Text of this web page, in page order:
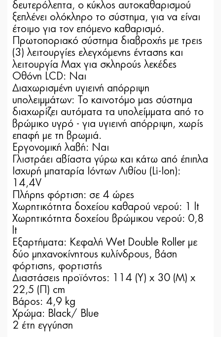
δευτερόλεπτα, ο κύκλος αυτοκαθαρισμού
ξεπλένει ολόκληρο το σύστημα, για να είναι
έτοιμο για τον επόμενο καθαρισμό.
Πρωτοποριακό σύστημα διαβροχής με τρεις
(3) λειτουργίες ελεγχόμενης έντασης και
λειτουργία Max για σκληρούς λεκέδες
Οθόνη LCD: Ναι
Διαχωρισμένη υγιεινή απόρριψη
υπολειμμάτων: Το καινοτόμο μας σύστημα
διαχωρίζει αυτόματα τα υπολείμματα από το
βρώμικο υγρό - για υγιεινή απόρριψη, χωρίς
επαφή με τη βρωμιά.
Εργονομική λαβή: Ναι
Γλιστράει αβίαστα γύρω και κάτω από έπιπλα
Ισχυρή μπαταρία Ιόντων Λιθίου (Li-Ion):
14,4V
Πλήρης φόρτιση: σε 4 ώρες
Χωρητικότητα δοχείου καθαρού νερού: 1 lt
Χωρητικότητα δοχείου βρώμικου νερού: 0,8
lt
Εξαρτήματα: Κεφαλή Wet Double Roller με
δύο μηχανοκίνητους κυλίνδρους, βάση
φόρτισης, φορτιστής
Διαστάσεις προϊόντος: 114 (Υ) x 30 (Μ) x
22,5 (Π) cm
Βάρος: 4,9 kg
Χρώμα: Black/ Blue
2 έτη εγγύηση